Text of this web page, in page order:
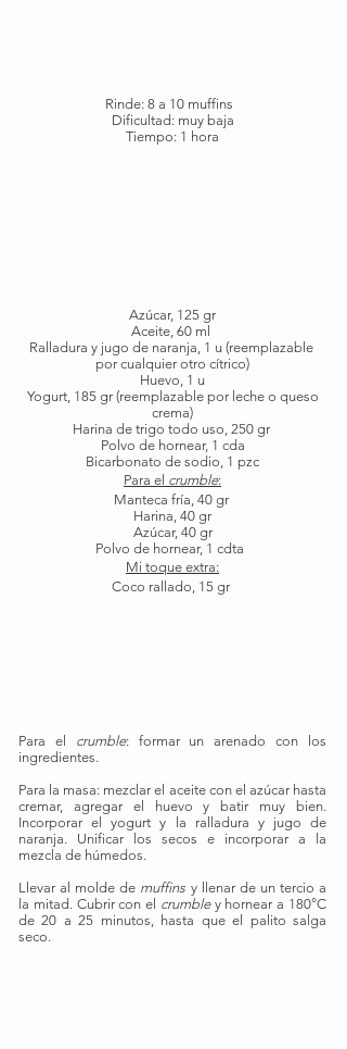
Rinde: 8 a 10 muffins
Dificultad: muy baja
Tiempo: 1 hora
Azúcar, 125 gr
Aceite, 60 ml
Ralladura y jugo de naranja, 1 u (reemplazable
por cualquier otro cítrico)
Huevo, 1 u
crema)
Harina de trigo todo uso, 250 gr
Polvo de hornear, 1 cda
Bicarbonato de sodio, 1 pzc
Para el crumble:
Manteca fría, 40 gr
Harina, 40 gr
Azúcar, 40 gr
Polvo de hornear, 1 cdta
Mi toque extra:
Coco rallado, 15 gr
Para el crumble: formar un arenado con los
ingredientes.
Para la masa: mezclar el aceite con el azúcar hasta
cremar, agregar el huevo y batir muy bien.
Incorporar el yogurt y la ralladura y jugo de
naranja. Unificar los secos e incorporar a la
mezcla de húmedos.
Llevar al molde de muffins y llenar de un tercio a
la mitad. Cubrir con el crumble y hornear a 180°C
de 20 a 25 minutos, hasta que el palito salga
seco.